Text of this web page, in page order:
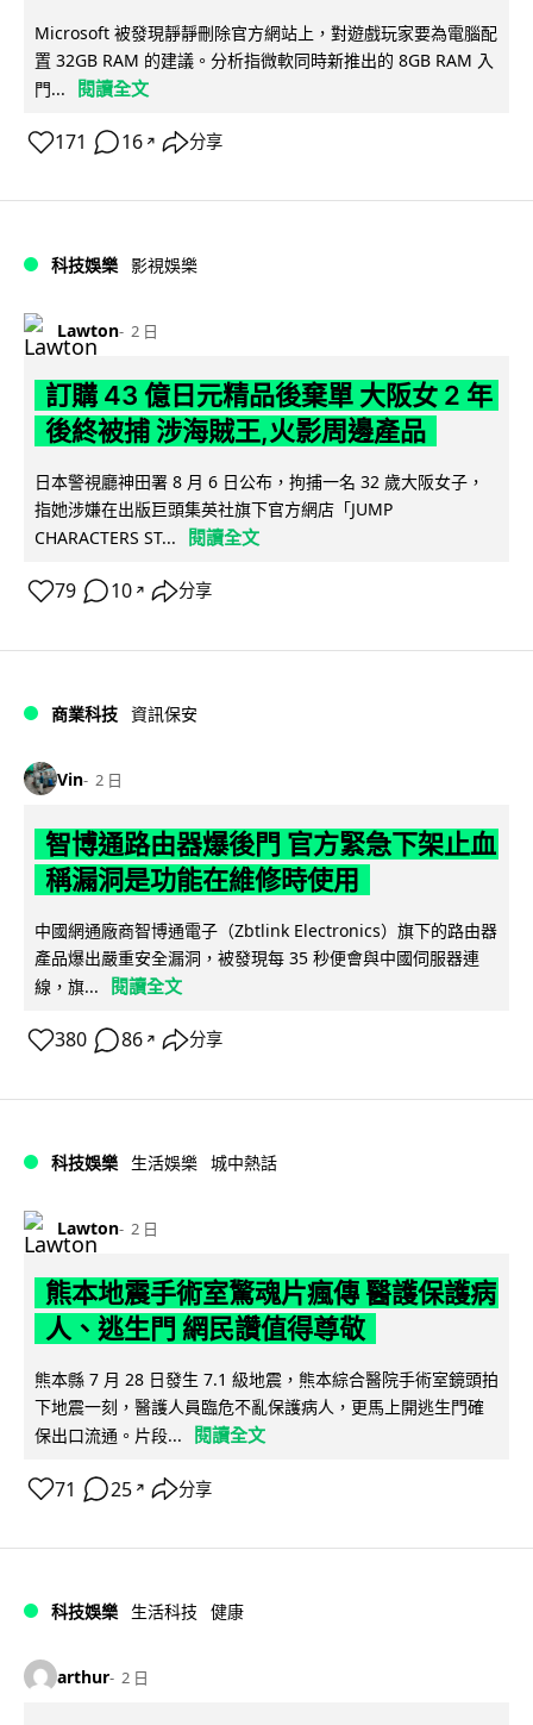
Microsoft 被發現靜靜刪除官方網站上，對遊戲玩家要為電腦配
置 32GB RAM 的建議。分析指微軟同時新推出的 8GB RAM 入
門...
閱讀全文
171 16 ↗ 分享
科技娛樂 影視娛樂
Lawton 2 日
訂購 43 億日元精品後棄單 大阪女 2 年
後終被捕 涉海賊王,火影周邊產品
日本警視廳神田署 8 月 6 日公布，拘捕一名 32 歲大阪女子，
指她涉嫌在出版巨頭集英社旗下官方網店「JUMP
CHARACTERS ST...
閱讀全文
79 10 ↗ 分享
商業科技 資訊保安
Vin 2 日
智博通路由器爆後門 官方緊急下架止血
稱漏洞是功能在維修時使用
中國網通廠商智博通電子（Zbtlink Electronics）旗下的路由器
產品爆出嚴重安全漏洞，被發現每 35 秒便會與中國伺服器連
線，旗...
閱讀全文
380 86 ↗ 分享
科技娛樂 生活娛樂 城中熱話
Lawton 2 日
熊本地震手術室驚魂片瘋傳 醫護保護病
人、逃生門 網民讚值得尊敬
熊本縣 7 月 28 日發生 7.1 級地震，熊本綜合醫院手術室鏡頭拍
下地震一刻，醫護人員臨危不亂保護病人，更馬上開逃生門確
保出口流通。片段...
閱讀全文
71 25 ↗ 分享
科技娛樂 生活科技 健康
arthur 2 日